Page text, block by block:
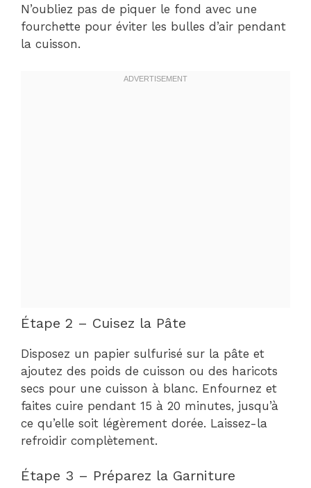
N’oubliez pas de piquer le fond avec une
fourchette pour éviter les bulles d’air pendant
la cuisson.
Étape 2 – Cuisez la Pâte
Disposez un papier sulfurisé sur la pâte et
ajoutez des poids de cuisson ou des haricots
secs pour une cuisson à blanc. Enfournez et
faites cuire pendant 15 à 20 minutes, jusqu’à
ce qu’elle soit légèrement dorée. Laissez-la
refroidir complètement.
Étape 3 – Préparez la Garniture